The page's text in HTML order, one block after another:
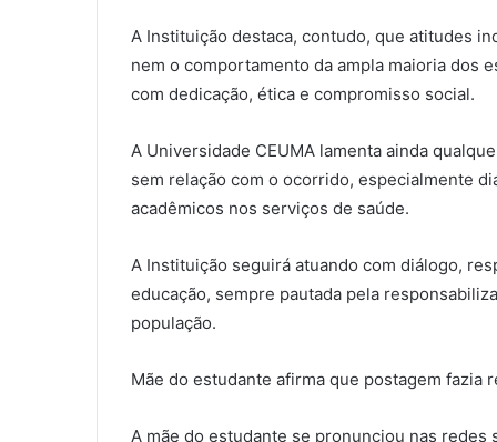
A Instituição destaca, contudo, que atitudes
nem o comportamento da ampla maioria dos
com dedicação, ética e compromisso social.
A Universidade CEUMA lamenta ainda
sem relação com o ocorrido, especialmente
acadêmicos nos serviços de saúde.
A Instituição seguirá atuando com diálogo,
educação, sempre pautada pela
população.
Mãe do estudante afirma que postagem fazia
A mãe do estudante se pronunciou nas